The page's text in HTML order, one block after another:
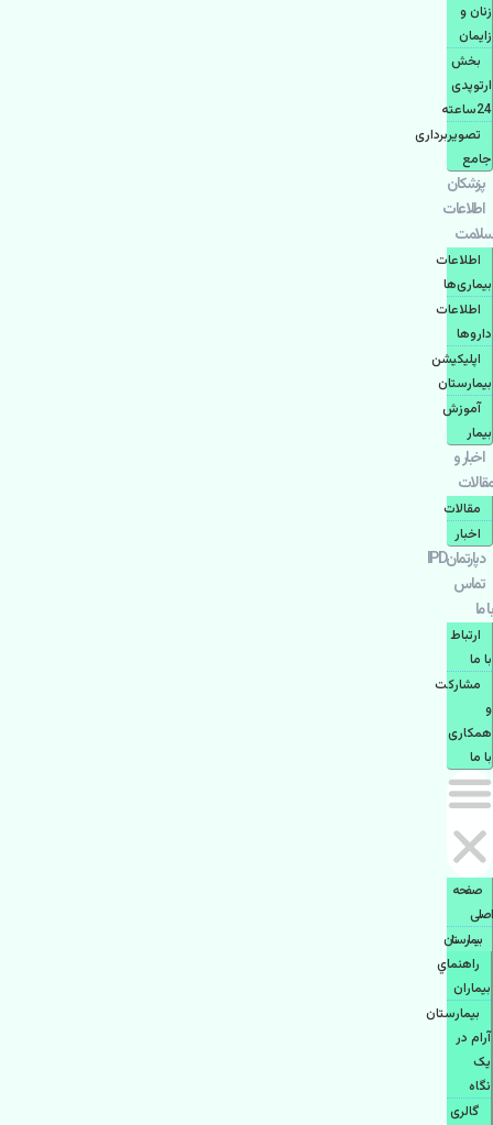
زنان و
زایمان
بخش
ارتوپدی
24ساعته
تصویربرداری
جامع
پزشكان
اطلاعات
سلامت
اطلاعات
بیماری‌ها
اطلاعات
دارو‌ها
اپليكيشن
بيمارستان
آموزش
بیمار
اخبار و
مقالات
مقالات
اخبار
دپارتمانIPD
تماس
با ما
ارتباط
با ما
مشاركت
و
همكاری
با ما
صفحه
اصلی
بيمارستان
راهنماي
بیماران
بیمارستان
آرام در
یک
نگاه
گالری